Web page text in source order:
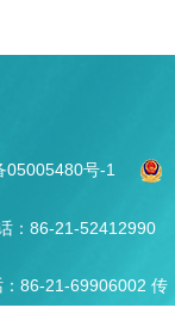
05005480号-1
：86-21-52412990
86-21-69906002 传